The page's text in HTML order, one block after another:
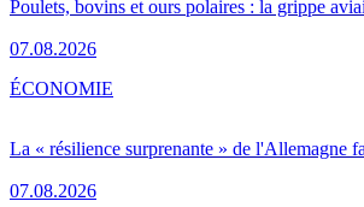
Poulets, bovins et ours polaires : la grippe
07.08.2026
La « résilience surprenante » de l'Allemagne
07.08.2026
ÉCONOMIE